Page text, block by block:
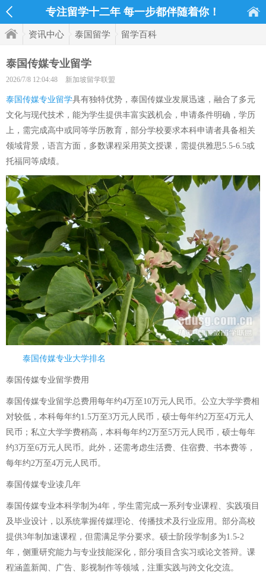
专注留学十二年 每一步都伴随着你！
资讯中心 泰国留学 留学百科
泰国传媒专业留学
2026/7/8 12:04:48 新加坡留学联盟
泰国传媒专业留学具有独特优势，泰国传媒业发展迅速，融合了多元
文化与现代技术，能为学生提供丰富实践机会，申请条件明确，学历
上，需完成高中或同等学历教育，部分学校要求本科申请者具备相关
领域背景，语言方面，多数课程采用英文授课，需提供雅思5.5-6.5或
托福同等成绩。
泰国传媒专业大学排名
泰国传媒专业留学费用
泰国传媒专业留学总费用每年约4万至10万元人民币。公立大学学费相
对较低，本科每年约1.5万至3万元人民币，硕士每年约2万至4万元人
民币；私立大学学费稍高，本科每年约2万至5万元人民币，硕士每年
约3万至6万元人民币。此外，还需考虑生活费、住宿费、书本费等，
每年约2万至4万元人民币。
泰国传媒专业读几年
泰国传媒专业本科学制为4年，学生需完成一系列专业课程、实践项目
及毕业设计，以系统掌握传媒理论、传播技术及行业应用。部分高校
提供3年制加速课程，但需满足学分要求。硕士阶段学制多为1.5-2
年，侧重研究能力与专业技能深化，部分项目含实习或论文答辩。课
程涵盖新闻、广告、影视制作等领域，注重实践与跨文化交流。